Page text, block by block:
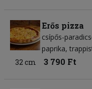
Erős pizza
csípős-
paprika
32 cm
3 790 Ft